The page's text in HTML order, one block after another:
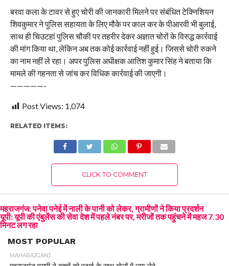
बरवा कला के टावर से हुए चोरी की जानकारी मिलने पर संबंधित टेक्निशियन
शिवकुमार ने पुलिस सहायता के लिए मौके पर काल कर के पीआरवी भी बुलाई,
साथ ही चिउटहां पुलिस चौकी पर तहरीर देकर अज्ञात चोरों के विरुद्ध कार्रवाई
की मांग किया था, लेकिन अब तक कोई कार्रवाई नहीं हुई। जिससे चोरी रुकने
का नाम नहीं ले रहा। अपर पुलिस अधीक्षक आतिश कुमार सिंह ने बताया कि
मामले की गहनता से जांच कर विधिक कार्रवाई की जाएगी।
—————-
Post Views: 1,074
RELATED ITEMS:
CLICK TO COMMENT
महराजगंज: पनेवा पनेई में नाली के पानी को लेकर, ग्रामीणों ने किया प्रदर्शन
यूपी: यूपी की एंबुलेंस की सेवा देश में पहले नंबर पर, मरीजों तक पहुंचने में महज 7.30
मिनट लग रहा
MOST POPULAR
MAHARAJGANJ